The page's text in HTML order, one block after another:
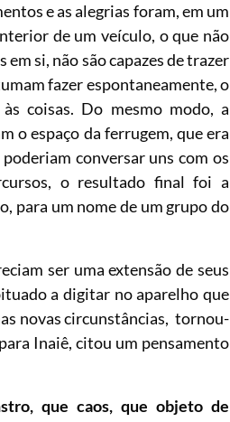
e as alegrias foram, em um
de um veículo, o que não
si, não são capazes de trazer
fazer espontaneamente, o
coisas. Do mesmo modo, a
o espaço da ferrugem, que era
conversar uns com os
o resultado final foi a
para um nome de um grupo do
ser uma extensão de seus
a digitar no aparelho que
novas circunstâncias, tornou-
Inaiê, citou um pensamento
que caos, que objeto de